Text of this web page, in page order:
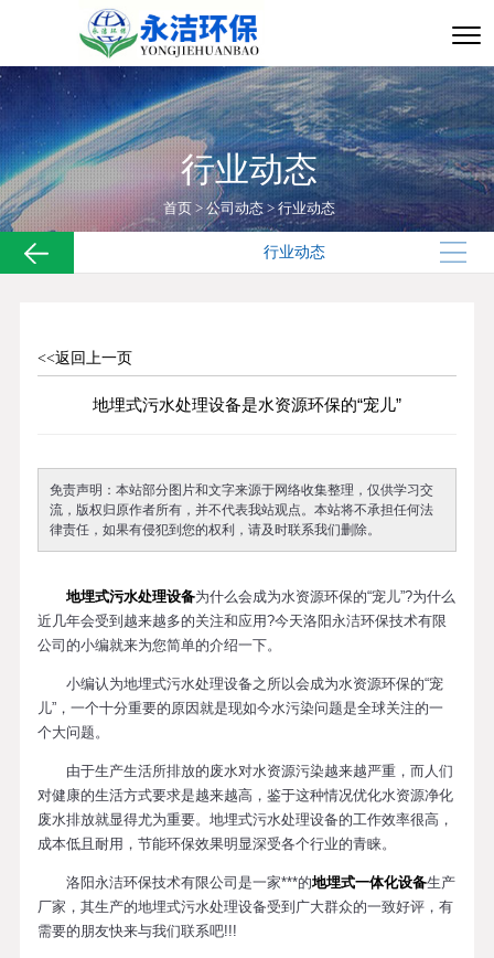
行业动态
首页 >公司动态 > 行业动态
行业动态
<<返回上一页
地埋式污水处理设备是水资源环保的“宠儿”
免责声明：本站部分图片和文字来源于网络收集整理，仅供学习交
流，版权归原作者所有，并不代表我站观点。本站将不承担任何法
律责任，如果有侵犯到您的权利，请及时联系我们删除。
地埋式污水处理设备为什么会成为水资源环保的“宠儿”?为什么
近几年会受到越来越多的关注和应用?今天洛阳永洁环保技术有限
公司的小编就来为您简单的介绍一下。
小编认为地埋式污水处理设备之所以会成为水资源环保的“宠
儿”，一个十分重要的原因就是现如今水污染问题是全球关注的一
个大问题。
由于生产生活所排放的废水对水资源污染越来越严重，而人们
对健康的生活方式要求是越来越高，鉴于这种情况优化水资源净化
废水排放就显得尤为重要。地埋式污水处理设备的工作效率很高，
成本低且耐用，节能环保效果明显深受各个行业的青睐。
洛阳永洁环保技术有限公司是一家***的地埋式一体化设备生产
厂家，其生产的地埋式污水处理设备受到广大群众的一致好评，有
需要的朋友快来与我们联系吧!!!